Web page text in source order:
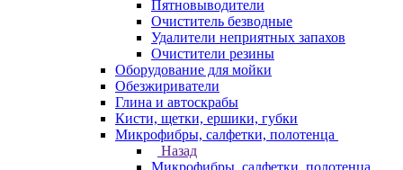
Пятновыводители
Очиститель безводные
Удалители неприятных запахов
Очистители резины
Оборудование для мойки
Обезжириватели
Глина и автоскрабы
Кисти, щетки, ершики, губки
Микрофибры, салфетки, полотенца
Назад
Микрофибры, салфетки, полотенца